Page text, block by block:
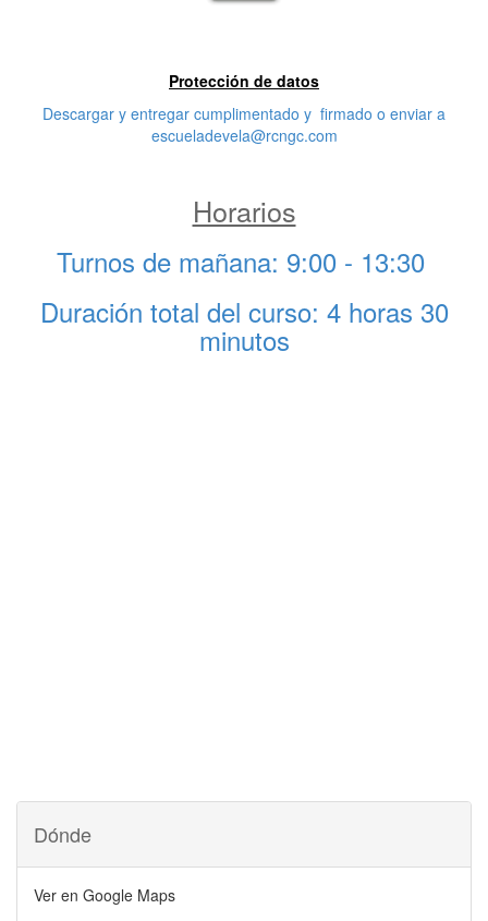
Protección de datos
Descargar y entregar cumplimentado y firmado o enviar a
escueladevela@rcngc.com
Horarios
Turnos de mañana: 9:00 - 13:30
Duración total del curso: 4 horas 30
minutos
Dónde
Ver en Google Maps